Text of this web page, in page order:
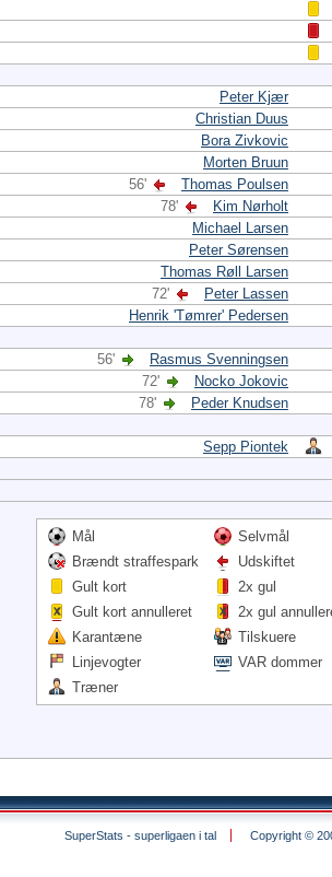
Peter Kjær
Christian Duus
Bora Zivkovic
Morten Bruun
56'
Thomas Poulsen
78'
Kim Nørholt
Michael Larsen
Peter Sørensen
Thomas Røll Larsen
72'
Peter Lassen
Henrik 'Tømrer' Pedersen
56' Rasmus Svenningsen
72'
Nocko Jokovic
78'
Peder Knudsen
Sepp Piontek
Mål Selvmål
Brændt straffespark
Udskiftet
Gult kort
2x gul
Gult kort annulleret
2x gul
Karantæne
Tilskuere
Linjevogter
VAR dommer
Træner
SuperStats - superligaen i tal Copyright ©